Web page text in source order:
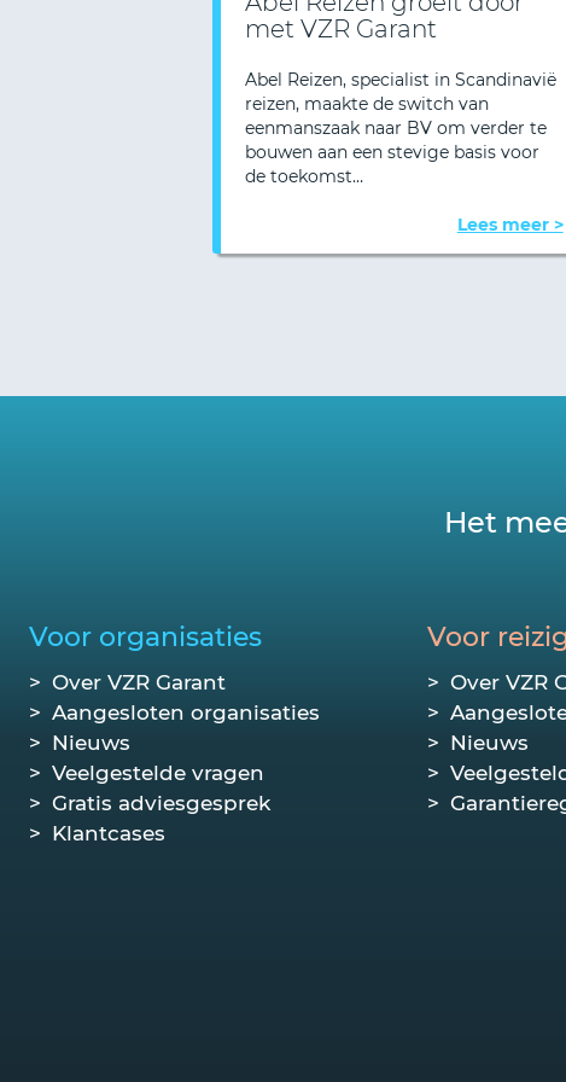
met VZR Garant
Abel Reizen, specialist in Scandinavië
reizen, maakte de switch van
eenmanszaak naar BV om verder te
bouwen aan een stevige basis voor
de toekomst…
Lees meer >
Het
Voor organisaties
Over VZR Garant
Aangesloten organisaties
Nieuws
Veelgestelde vragen
Gratis adviesgesprek
Klantcases
Voor
Over VZR
Nieuws